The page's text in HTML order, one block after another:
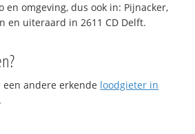
en omgeving, dus ook in: Pijnacker,
en uiteraard in 2611 CD Delft.
andere erkende loodgieter in